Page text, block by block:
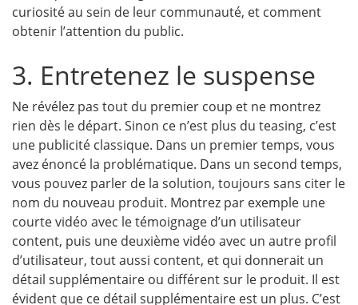
curiosité au sein de leur communauté, et comment
obtenir l’attention du public.
3. Entretenez le suspense
Ne révélez pas tout du premier coup et ne montrez
rien dès le départ. Sinon ce n’est plus du teasing, c’est
une publicité classique. Dans un premier temps, vous
avez énoncé la problématique. Dans un second temps,
vous pouvez parler de la solution, toujours sans citer le
nom du nouveau produit. Montrez par exemple une
courte vidéo avec le témoignage d’un utilisateur
content, puis une deuxième vidéo avec un autre profil
d’utilisateur, tout aussi content, et qui donnerait un
détail supplémentaire ou différent sur le produit. Il est
évident que ce détail supplémentaire est un plus. C’est